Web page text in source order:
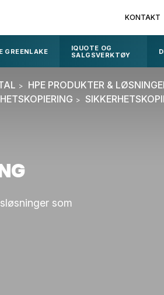
KONTAKT
GREENLAKE
IQUOTE OG
SALGSVERKTØY
HPE PRODUKTER &
som